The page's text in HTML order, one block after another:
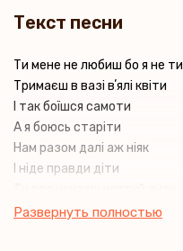
Текст песни
Ти мене не любиш бо я не ти
Тримаєш в вазі вʼялі квіти
І так боїшся самоти
А я боюсь старіти
Нам разом далі аж ніяк
І ніде правди діти
А я боюсь з тобою старіти
Развернуть полностью